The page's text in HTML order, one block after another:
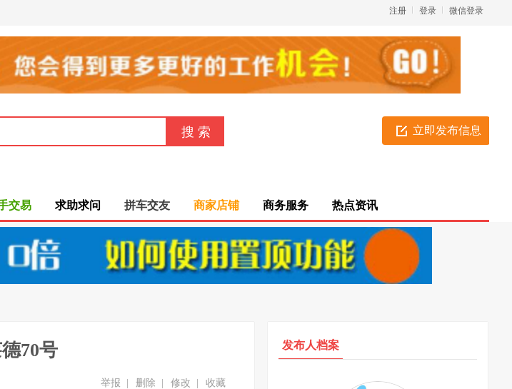
微信登录
登录
注册
立即发布信息
交易 求助求问 拼车交友 商家店铺 商务服务 热点资讯
70号
收藏
修改
删除
举报
发布人档案